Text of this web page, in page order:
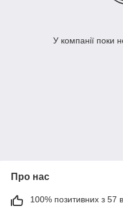
У компанії поки
Про нас
100% позитивних з 57